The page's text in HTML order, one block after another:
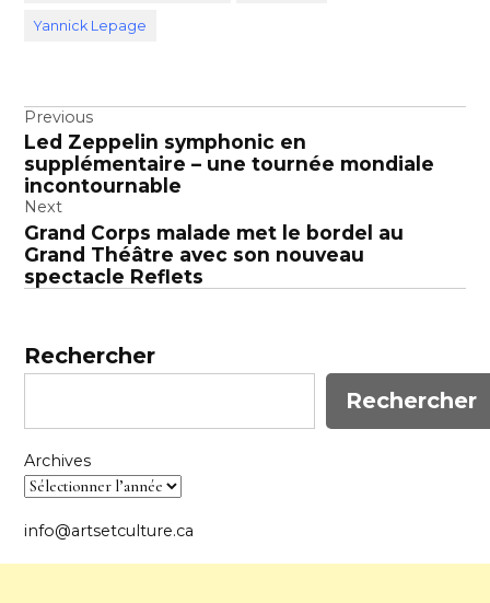
Yannick Lepage
Navigation
de
l’article
Previous
Led Zeppelin symphonic en
supplémentaire – une tournée mondiale
incontournable
Next
Grand Corps malade met le bordel au
Grand Théâtre avec son nouveau
spectacle Reflets
Rechercher
Rechercher
Archives
info@artsetculture.ca